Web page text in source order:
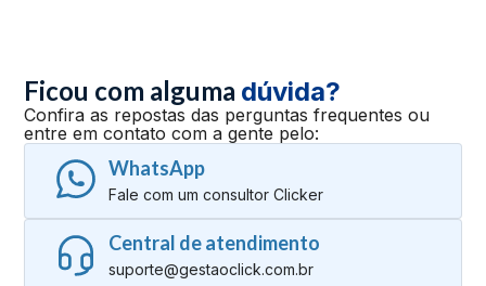
Ficou com alguma dúvida?
Confira as repostas das perguntas frequentes ou
entre em contato com a gente pelo:
WhatsApp
Fale com um consultor Clicker
Central de atendimento
suporte@gestaoclick.com.br